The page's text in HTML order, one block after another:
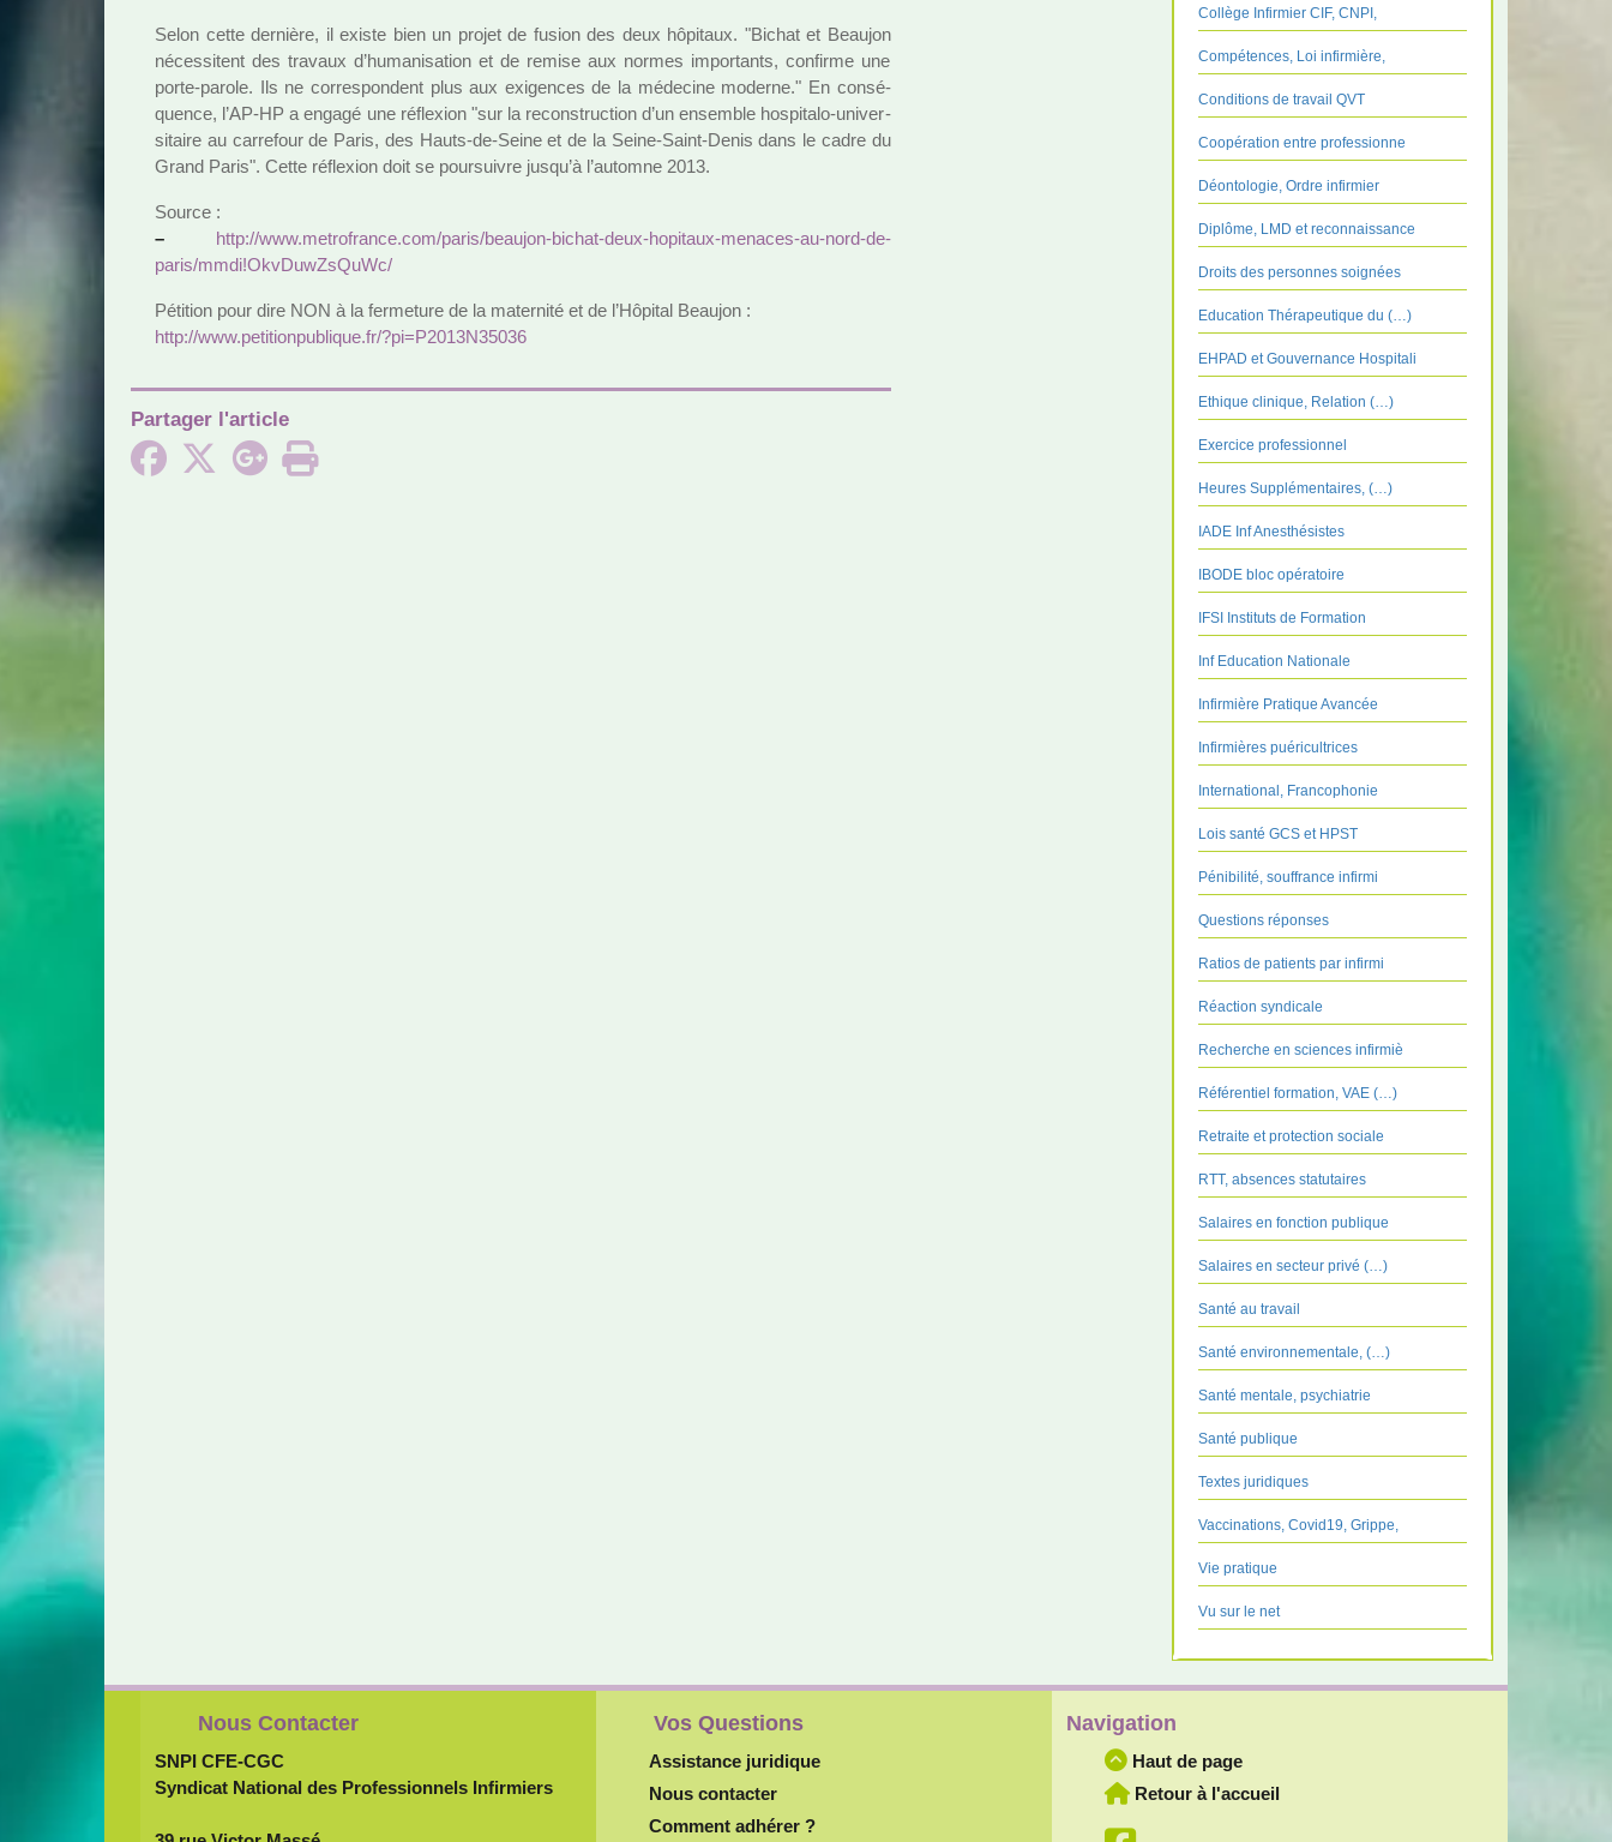
Selon cette der­nière, il existe bien un projet de fusion des deux hôpi­taux. "Bichat et Beaujon
néces­si­tent des tra­vaux d’huma­ni­sa­tion et de remise aux normes impor­tants, confirme une
porte-parole. Ils ne cor­res­pon­dent plus aux exi­gen­ces de la méde­cine moderne." En consé­
quence, l’AP-HP a engagé une réflexion "sur la recons­truc­tion d’un ensem­ble hos­pi­talo-uni­ver­
si­taire au car­re­four de Paris, des Hauts-de-Seine et de la Seine-Saint-Denis dans le cadre du
Grand Paris". Cette réflexion doit se pour­sui­vre jusqu’à l’automne 2013.
Source :
–
http://www.metro­france.com/paris/beau­jon-bichat-deux-hopi­taux-mena­ces-au-nord-de-
paris/mmdi!OkvDuwZsQuWc/
Pétition pour dire NON à la fer­me­ture de la mater­nité et de l’Hôpital Beaujon :
http://www.peti­tion­pu­bli­que.fr/?pi=P2013N35036
Partager l'article
Collège Infirmier CIF, CNPI,
Compétences, Loi infirmière,
Conditions de travail QVT
Coopération entre professionne
Déontologie, Ordre infirmier
Diplôme, LMD et reconnaissance
Droits des personnes soignées
Education Thérapeutique du (…)
EHPAD et Gouvernance Hospitali
Ethique clinique, Relation (…)
Exercice professionnel
Heures Supplémentaires, (…)
IADE Inf Anesthésistes
IBODE bloc opératoire
IFSI Instituts de Formation
Inf Education Nationale
Infirmière Pratique Avancée
Infirmières puéricultrices
International, Francophonie
Lois santé GCS et HPST
Pénibilité, souffrance infirmi
Questions réponses
Ratios de patients par infirmi
Réaction syndicale
Recherche en sciences infirmiè
Référentiel formation, VAE (…)
Retraite et protection sociale
RTT, absences statutaires
Salaires en fonction publique
Salaires en secteur privé (…)
Santé au travail
Santé environnementale, (…)
Santé mentale, psychiatrie
Santé publique
Textes juridiques
Vaccinations, Covid19, Grippe,
Vie pratique
Vu sur le net
Nous Contacter
SNPI CFE-CGC
Syndicat National des Professionnels Infirmiers
Vos Questions
Assistance juridique
Nous contacter
Comment adhérer ?
Navigation
Haut de page
Retour à l'accueil